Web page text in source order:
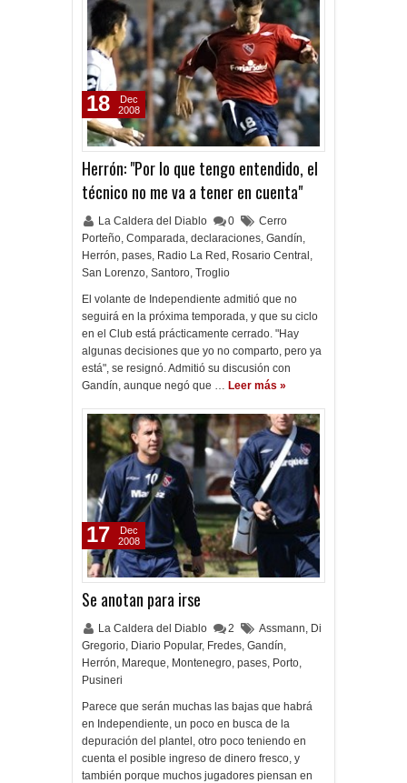
Herrón: "Por lo que tengo entendido, el
técnico no me va a tener en cuenta"
La Caldera del Diablo 0
Cerro
Porteño, Comparada, declaraciones, Gandín,
Herrón, pases, Radio La Red , Rosario Central ,
San Lorenzo, Santoro, Troglio
El volante de Independiente admitió que no
seguirá en la próxima temporada, y que su ciclo
en el Club está prácticamente cerrado. "Hay
algunas decisiones que yo no comparto, pero ya
está", se resignó. Admitió su discusión con
Gandín, aunque negó que … Leer más »
18
Dec
2008
Se anotan para irse
La Caldera del Diablo 2 Assmann, Di
Gregorio, Diario Popular, Fredes, Gandín,
Herrón, Mareque, Montenegro, pases, Porto,
Pusineri
Parece que serán muchas las bajas que habrá
en Independiente, un poco en busca de la
depuración del plantel, otro poco teniendo en
cuenta el posible ingreso de dinero fresco, y
también porque muchos jugadores piensan en
17
Dec
2008